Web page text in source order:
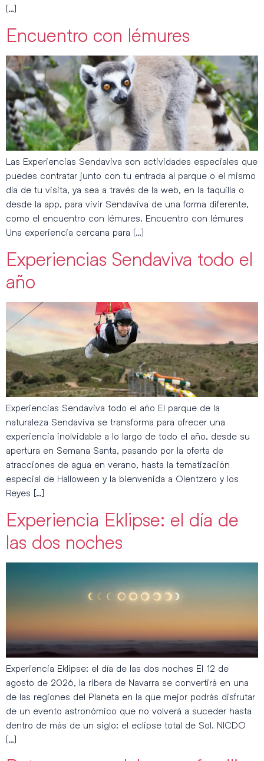
[…]
Encuentro con lémures
Las Experiencias Sendaviva son actividades especiales que
puedes contratar junto con tu entrada al parque o el mismo
día de tu visita, ya sea a través de la web, en la taquilla o
desde la app, para vivir Sendaviva de una forma diferente,
como el encuentro con lémures. Encuentro con lémures
Una experiencia cercana para […]
Experiencias Sendaviva todo el
año
Experiencias Sendaviva todo el año El parque de la
naturaleza Sendaviva se transforma para ofrecer una
experiencia inolvidable a lo largo de todo el año, desde su
apertura en Semana Santa, pasando por la oferta de
atracciones de agua en verano, hasta la tematización
especial de Halloween y la bienvenida a Olentzero y los
Reyes […]
Experiencia Eklipse: el día de
las dos noches
Experiencia Eklipse: el día de las dos noches El 12 de
agosto de 2026, la ribera de Navarra se convertirá en una
de las regiones del Planeta en la que mejor podrás disfrutar
de un evento astronómico que no volverá a suceder hasta
dentro de más de un siglo: el eclipse total de Sol. NICDO
[…]